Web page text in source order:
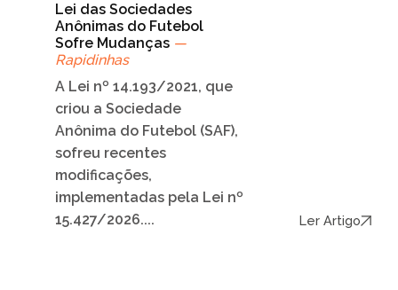
Lei das Sociedades
Anônimas do Futebol
Sofre Mudanças —
Rapidinhas
A Lei nº 14.193/2021, que
criou a Sociedade
Anônima do Futebol (SAF),
sofreu recentes
modificações,
implementadas pela Lei nº
15.427/2026....
Ler Artigo